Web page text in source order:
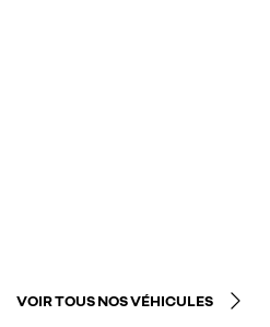
VOIR TOUS NOS VÉHICULES